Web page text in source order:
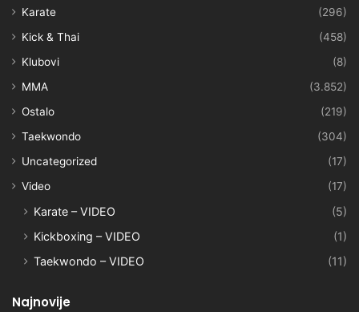
Karate
(296)
Kick & Thai
(458)
Klubovi
(8)
MMA
(3.852)
Ostalo
(219)
Taekwondo
(304)
Uncategorized
(17)
Video
(17)
Karate – VIDEO
(5)
Kickboxing – VIDEO
(1)
Taekwondo – VIDEO
(11)
Najnovije